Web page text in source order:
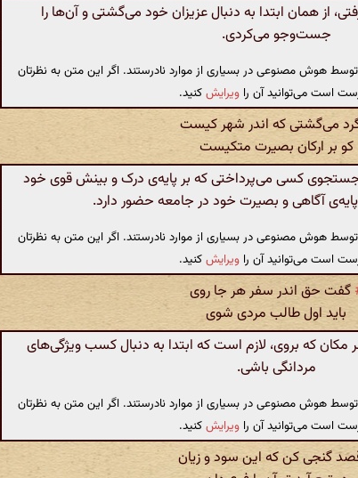
از همان ابتدا به دنبال عزیزان خود می‌گشتی و آن‌ها را
جست‌وجو می‌کردی.
هوش مصنوعی در بسیاری از موارد نادرستند. اگر این متن به نظرتان
است می‌توانید آن را ویرایشکنید.
می‌گشتی که اندر شهر کیست
کو بر ارکان بصیرت متکیست
کسی می‌پرداختی که بر پایه‌ی درک و بینش قوی خود
آگاهی و بصیرت خود در جامعه حضور دارد.
هوش مصنوعی در بسیاری از موارد نادرستند. اگر این متن به نظرتان
است می‌توانید آن را ویرایشکنید.
گفت حق اندر سفر هر جا روی
باید اول طالب مردی شوی
که بروی، لازم است که ابتدا به دنبال کسب ویژگی‌های
مردانگی باشی.
هوش مصنوعی در بسیاری از موارد نادرستند. اگر این متن به نظرتان
است می‌توانید آن را ویرایشکنید.
گنجی کن که این سود و زیان